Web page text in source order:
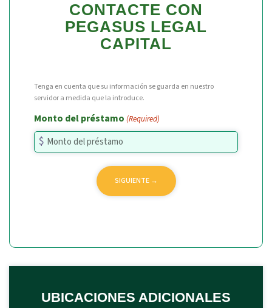
CONTACTE CON
PEGASUS LEGAL
CAPITAL
Tenga en cuenta que su información se guarda en nuestro
servidor a medida que la introduce.
Monto del préstamo (Required)
UBICACIONES ADICIONALES